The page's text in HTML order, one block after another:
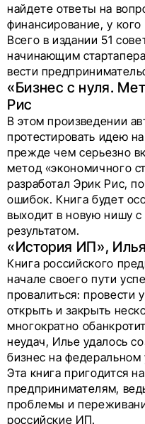
найдете ответы на
финансирование, у кого
Всего в издании 51
начинающим
вести
«Бизнес с нуля.
Рис
В этом произведении
протестировать идею
прежде чем серьезно
метод «экономичного
разработал Эрик Рис,
ошибок. Книга будет
выходит в новую нишу
результатом.
«История ИП»,
Книга российского
начале своего пути
провалиться: провести
открыть и закрыть
многократно
неудач, Илье удалось
бизнес на федеральном
Эта книга пригодится
предпринимателям,
проблемы и
российские ИП.